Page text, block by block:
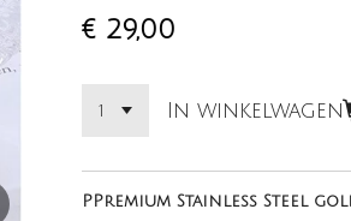
€ 29,00
In winkelwagen
PPremium Stainless Steel